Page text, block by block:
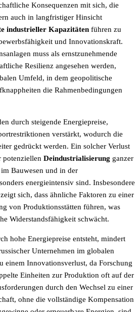
Konsequenzen mit sich, die
auch in langfristiger Hinsicht
industrieller Kapazitäten führen zu
und Innovationskraft.
muss als ernstzunehmende
Resilienz angesehen werden,
Umfeld, in dem geopolitische
die Rahmenbedingungen
durch steigende Energiepreise,
verstärkt, wodurch die
gedrückt werden. Ein solcher Verlust
potenziellen Deindustrialisierung ganzer
Bauwesen und in der
energieintensiv sind. Insbesondere
sich, dass ähnliche Faktoren zu einer
von Produktionsstätten führen, was
Widerstandsfähigkeit schwächt.
hohe Energiepreise entsteht, mindert
Unternehmen im globalen
einem Innovationsverlust, da Forschung
Einheiten zur Produktion oft auf der
durch den Wechsel zu einer
ohne die vollständige Kompensation